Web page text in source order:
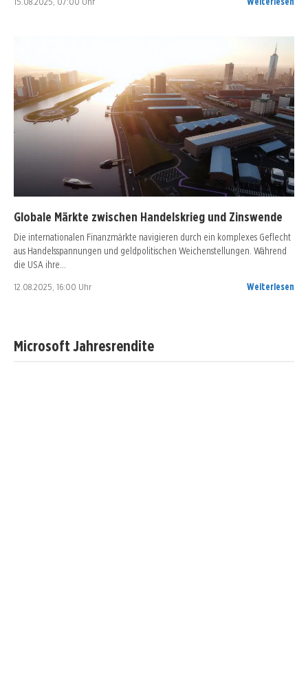
Globale Märkte zwischen Handelskrieg und Zinswende
Die internationalen Finanzmärkte navigieren durch ein komplexes Geflecht
aus Handelsspannungen und geldpolitischen Weichenstellungen. Während
die USA ihre…
12.08.2025, 16:00 Uhr Weiterlesen
Microsoft Jahresrendite